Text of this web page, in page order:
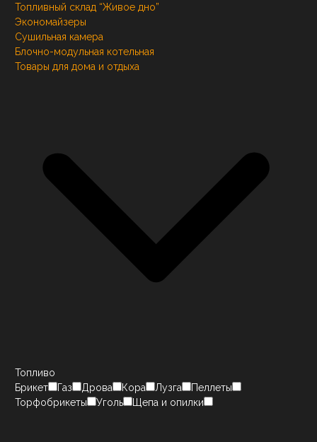
Топливный склад “Живое дно”
Экономайзеры
Сушильная камера
Блочно-модульная котельная
Товары для дома и отдыха
Топливо
Брикет
Газ Дрова Кора Лузга
Пеллеты
Торфобрикеты
Уголь Щепа и опилки